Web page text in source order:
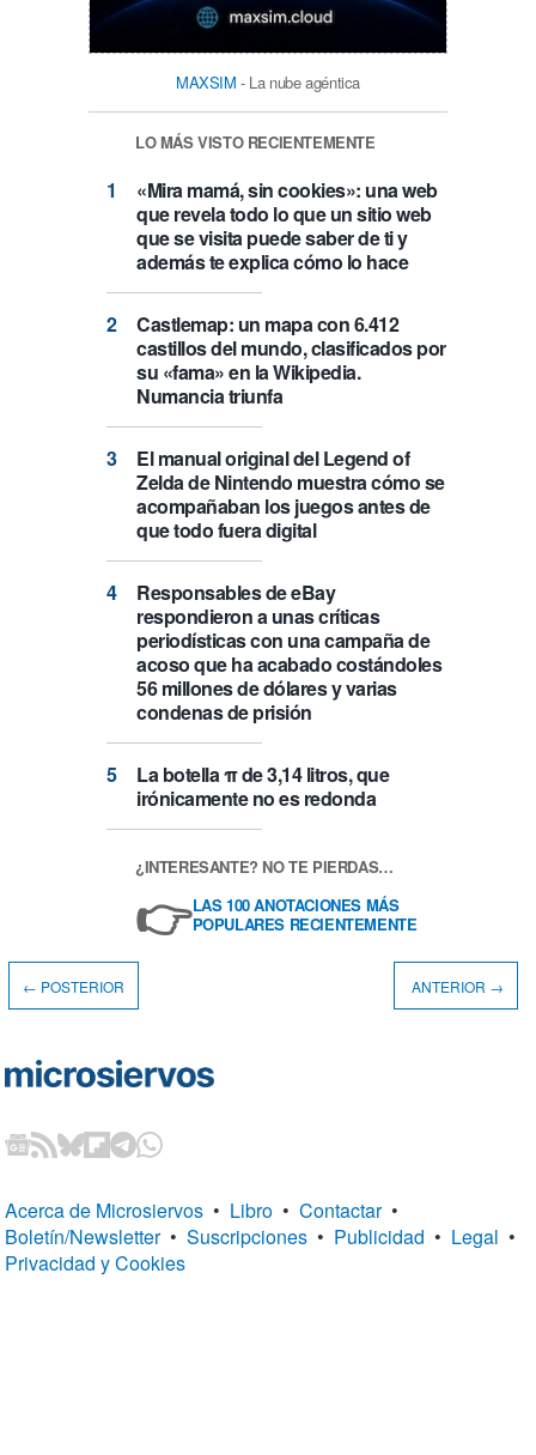
MAXSIM - La nube agéntica
LO MÁS VISTO RECIENTEMENTE
«Mira mamá, sin cookies»: una web
que revela todo lo que un sitio web
que se visita puede saber de ti y
además te explica cómo lo hace
Castlemap: un mapa con 6.412
castillos del mundo, clasificados por
su «fama» en la Wikipedia.
Numancia triunfa
El manual original del Legend of
Zelda de Nintendo muestra cómo se
acompañaban los juegos antes de
que todo fuera digital
Responsables de eBay
respondieron a unas críticas
periodísticas con una campaña de
acoso que ha acabado costándoles
56 millones de dólares y varias
condenas de prisión
La botella π de 3,14 litros, que
irónicamente no es redonda
¿INTERESANTE? NO TE PIERDAS…
👉LAS 100 ANOTACIONES MÁS
POPULARES RECIENTEMENTE
← POSTERIOR ANTERIOR →
Acerca de Microsiervos • Libro • Contactar •
Boletín/Newsletter • Suscripciones • Publicidad • Legal •
Privacidad y Cookies